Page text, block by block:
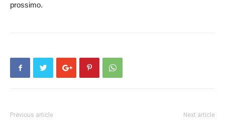
prossimo.
Previous article Next article